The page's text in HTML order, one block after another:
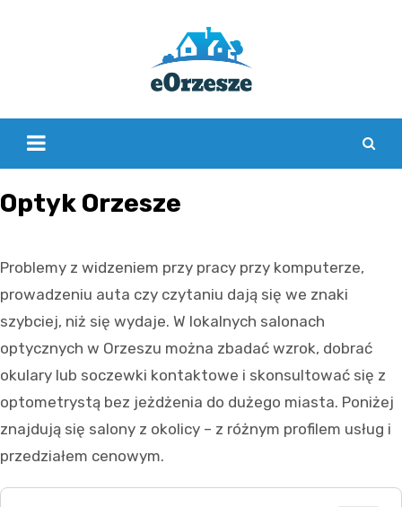
Optyk Orzesze
Problemy z widzeniem przy pracy przy komputerze,
prowadzeniu auta czy czytaniu dają się we znaki
szybciej, niż się wydaje. W lokalnych salonach
optycznych w Orzeszu można zbadać wzrok, dobrać
okulary lub soczewki kontaktowe i skonsultować się z
optometrystą bez jeżdżenia do dużego miasta. Poniżej
znajdują się salony z okolicy – z różnym profilem usług i
przedziałem cenowym.